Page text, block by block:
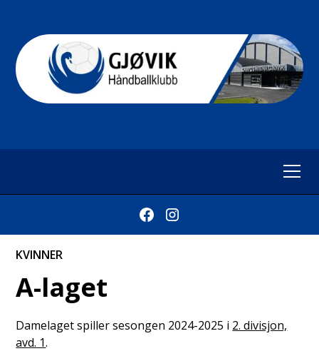
KVINNER
A-laget
Damelaget spiller sesongen 2024-2025 i 2. divisjon,
avd. 1.